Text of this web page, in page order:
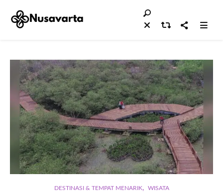
DESTINASI & TEMPAT MENARIK, WISATA